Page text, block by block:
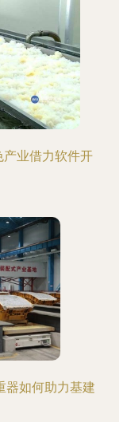
业借力软件开
器如何助力基建